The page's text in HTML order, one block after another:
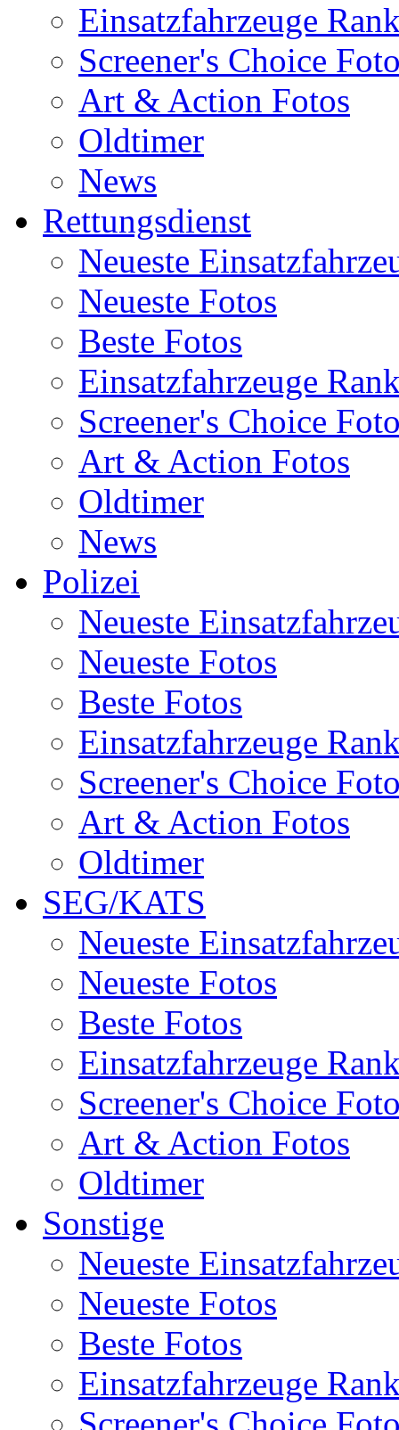
Einsatzfahrzeuge
Screener's Choice
Art & Action Fotos
Oldtimer
News
Rettungsdienst
Neueste
Neueste Fotos
Beste Fotos
Einsatzfahrzeuge
Screener's Choice
Art & Action Fotos
Oldtimer
News
Polizei
Neueste
Neueste Fotos
Beste Fotos
Einsatzfahrzeuge
Screener's Choice
Art & Action Fotos
Oldtimer
SEG/KATS
Neueste
Neueste Fotos
Beste Fotos
Einsatzfahrzeuge
Screener's Choice
Art & Action Fotos
Oldtimer
Sonstige
Neueste
Neueste Fotos
Beste Fotos
Einsatzfahrzeuge